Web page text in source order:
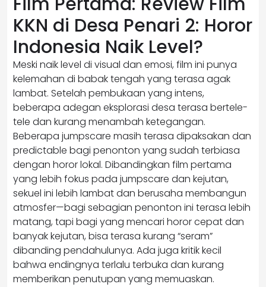
KKN di Desa Penari 2: Horor
Indonesia Naik Level?
Meski naik level di visual dan emosi, film ini punya
kelemahan di babak tengah yang terasa agak
lambat. Setelah pembukaan yang intens,
beberapa adegan eksplorasi desa terasa bertele-
tele dan kurang menambah ketegangan.
Beberapa jumpscare masih terasa dipaksakan dan
predictable bagi penonton yang sudah terbiasa
dengan horor lokal. Dibandingkan film pertama
yang lebih fokus pada jumpscare dan kejutan,
sekuel ini lebih lambat dan berusaha membangun
atmosfer—bagi sebagian penonton ini terasa lebih
matang, tapi bagi yang mencari horor cepat dan
banyak kejutan, bisa terasa kurang “seram”
dibanding pendahulunya. Ada juga kritik kecil
bahwa endingnya terlalu terbuka dan kurang
memberikan penutupan yang memuaskan.